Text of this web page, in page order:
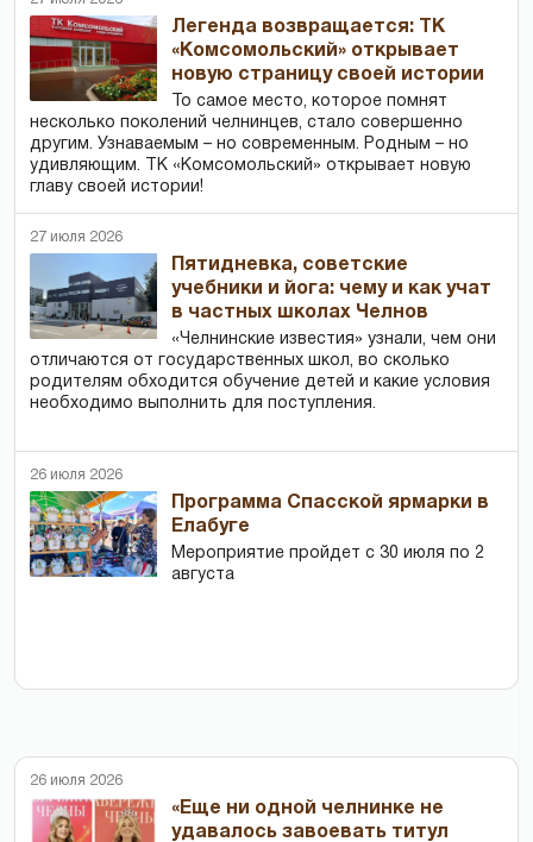
Легенда возвращается: ТК
«Комсомольский» открывает
новую страницу своей истории
То самое место, которое помнят
несколько поколений челнинцев, стало совершенно
другим. Узнаваемым – но современным. Родным – но
удивляющим. ТК «Комсомольский» открывает новую
главу своей истории!
27 июля 2026
Пятидневка, советские
учебники и йога: чему и как учат
в частных школах Челнов
«Челнинские известия» узнали, чем они
отличаются от государственных школ, во сколько
родителям обходится обучение детей и какие условия
необходимо выполнить для поступления.
26 июля 2026
Программа Спасской ярмарки в
Елабуге
Мероприятие пройдет с 30 июля по 2
августа
26 июля 2026
«Еще ни одной челнинке не
удавалось завоевать титул